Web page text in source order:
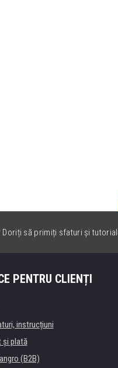
să primiți sfaturi și
PENTRU CLIENȚI
instrucțiuni
şi plată
(B2B)